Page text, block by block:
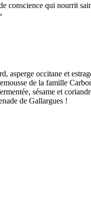
conscience qui nourrit
asperge occitane et
de la famille
sésame et
de Gallargues !